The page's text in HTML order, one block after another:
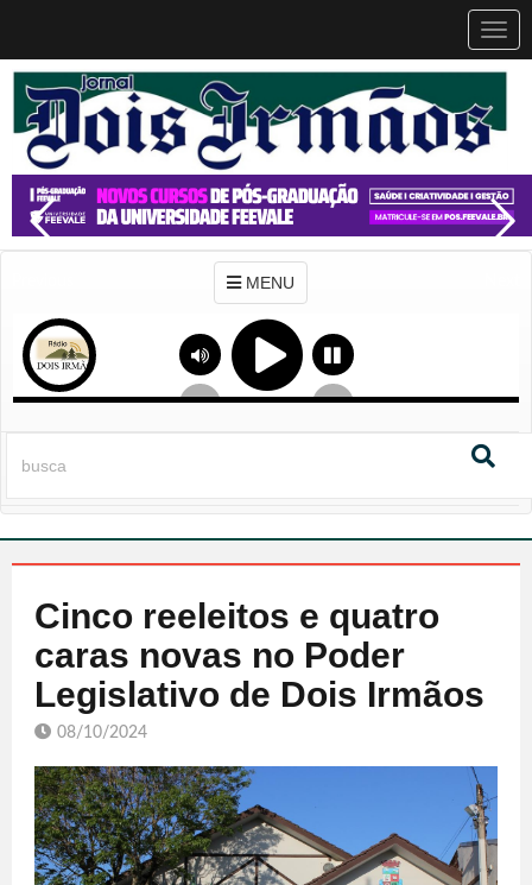
MENU
Cinco reeleitos e quatro
caras novas no Poder
Legislativo de Dois Irmãos
08/10/2024